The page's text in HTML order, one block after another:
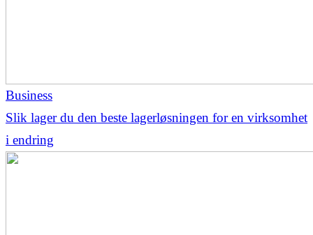
Business
Slik lager du den beste lagerløsningen for en virksomhet
i endring